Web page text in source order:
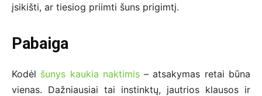
įsikišti, ar tiesiog priimti šuns prigimtį.
Pabaiga
Kodėl šunys kaukia naktimis– atsakymas retai būna
vienas. Dažniausiai tai instinktų, jautrios klausos ir